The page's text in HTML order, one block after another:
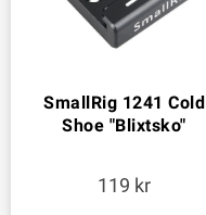
SmallRig 1241 Cold
Shoe "Blixtsko"
119